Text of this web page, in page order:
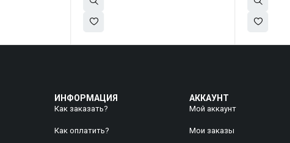
ИНФОРМАЦИЯ
Как заказать?
Как оплатить?
АККАУНТ
Мой аккаунт
Mои заказы